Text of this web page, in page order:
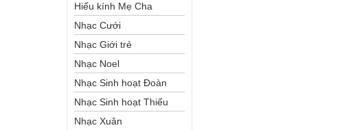
Hiếu kính Mẹ Cha
Nhạc Cưới
Nhạc Giới trẻ
Nhạc Noel
Nhạc Sinh hoạt Đoàn
Thể Công Giáo
Nhạc Sinh hoạt Thiếu
Nhi
Nhạc Xuân